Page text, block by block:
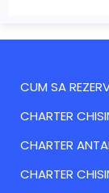
CUM SA
CHARTER
CHARTER
CHARTER